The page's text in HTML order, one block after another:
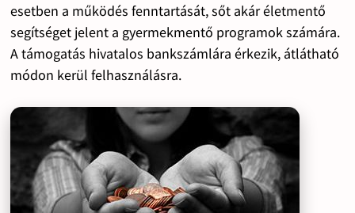
esetben a működés fenntartását, sőt akár életmentő
segítséget jelent a gyermekmentő programok számára.
A támogatás hivatalos bankszámlára érkezik, átlátható
módon kerül felhasználásra.